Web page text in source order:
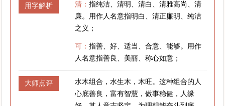
用字解析 清：指纯洁、清明、清白、清雅高尚、清
廉。用作人名意指明白、清正廉明、纯洁
之义；
可：指善、好、适当、合意、能够。用作
人名意指善良、美丽、称心如意；
大师点评
水木组合，水生木，木旺。这种组合的人
心底善良，富有智慧，做事稳健，人缘